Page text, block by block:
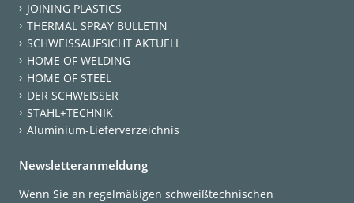
JOINING PLASTICS
THERMAL SPRAY BULLETIN
SCHWEISSAUFSICHT AKTUELL
HOME OF WELDING
HOME OF STEEL
DER SCHWEISSER
STAHL+TECHNIK
Aluminium-Lieferverzeichnis
Newsletteranmeldung
Wenn Sie an regelmäßigen schweißtechnischen